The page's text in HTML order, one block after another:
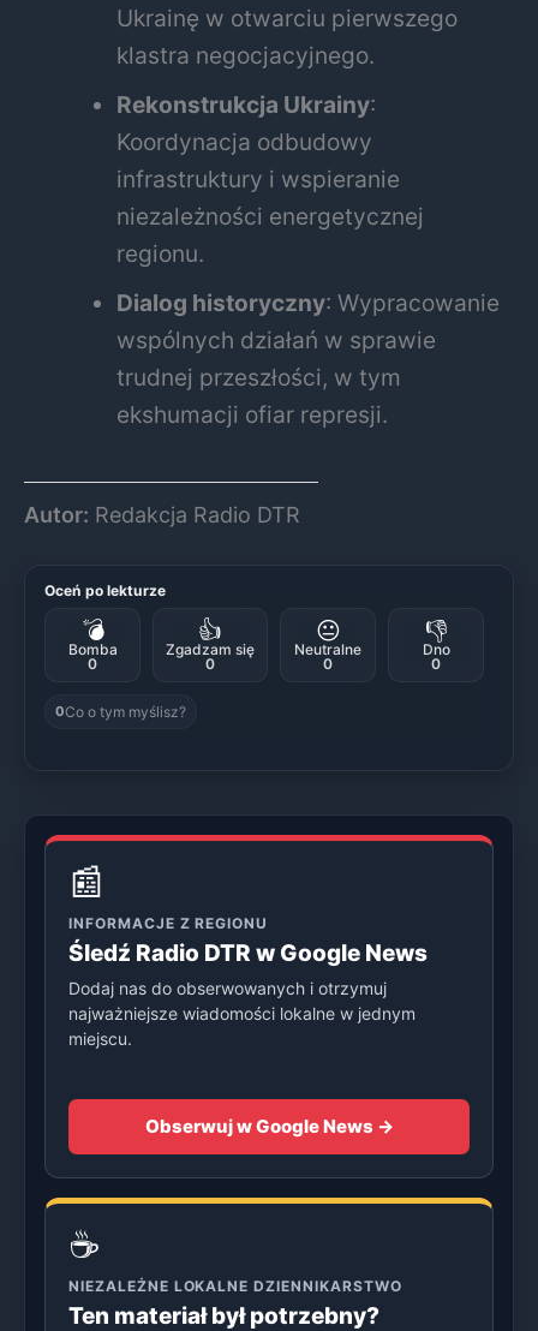
Ukrainę w otwarciu pierwszego
klastra negocjacyjnego.
Rekonstrukcja Ukrainy:
Koordynacja odbudowy
infrastruktury i wspieranie
niezależności energetycznej
regionu.
Dialog historyczny: Wypracowanie
wspólnych działań w sprawie
trudnej przeszłości, w tym
ekshumacji ofiar represji.
Autor: Redakcja Radio DTR
Oceń po lekturze
💣
Bomba
0
👍
Zgadzam się
0
😐
Neutralne
0
👎
Dno
0
0Co o tym myślisz?
📰
INFORMACJE Z REGIONU
Śledź Radio DTR w Google News
Dodaj nas do obserwowanych i otrzymuj
najważniejsze wiadomości lokalne w jednym
miejscu.
Obserwuj w Google News →
☕
NIEZALEŻNE LOKALNE DZIENNIKARSTWO
Ten materiał był potrzebny?